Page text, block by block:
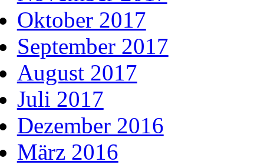
Oktober 2017
September 2017
August 2017
Juli 2017
Dezember 2016
März 2016